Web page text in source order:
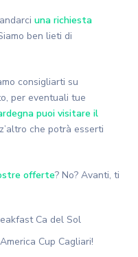
una richiesta
ben lieti di
consigliarti su
per eventuali tue
puoi visitare il
che potrà esserti
offerte? No? Avanti, ti
Cup Cagliari!